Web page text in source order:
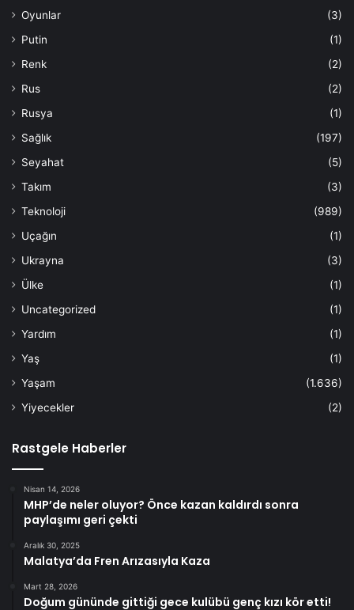
Oyunlar
(3)
Putin
(1)
Renk
(2)
Rus
(2)
Rusya
(1)
Sağlık
(197)
Seyahat
(5)
Takım
(3)
Teknoloji
(989)
Uçağın
(1)
Ukrayna
(3)
Ülke
(1)
Uncategorized
(1)
Yardım
(1)
Yaş
(1)
Yaşam
(1.636)
Yiyecekler
(2)
Rastgele Haberler
Nisan 14, 2026
MHP’de neler oluyor? Önce kazan kaldırdı sonra
paylaşımı geri çekti
Aralık 30, 2025
Malatya’da Fren Arızasıyla Kaza
Mart 28, 2026
Doğum gününde gittiği gece kulübü genç kızı kör etti!